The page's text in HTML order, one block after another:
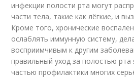
инфекции полости рта могут
части тела, такие как лёгкие, и
Кроме того, хронические
ослаблять иммунную систему,
восприимчивым к другим
правильный уход за полостью рта
частью профилактики многих